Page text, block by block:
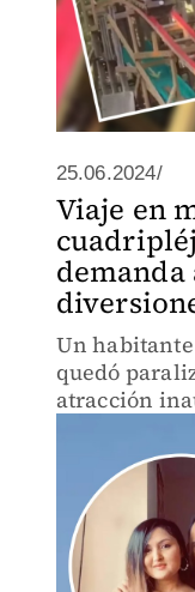
25.06.2024/
Viaje en
demanda
Un
quedó
atracción